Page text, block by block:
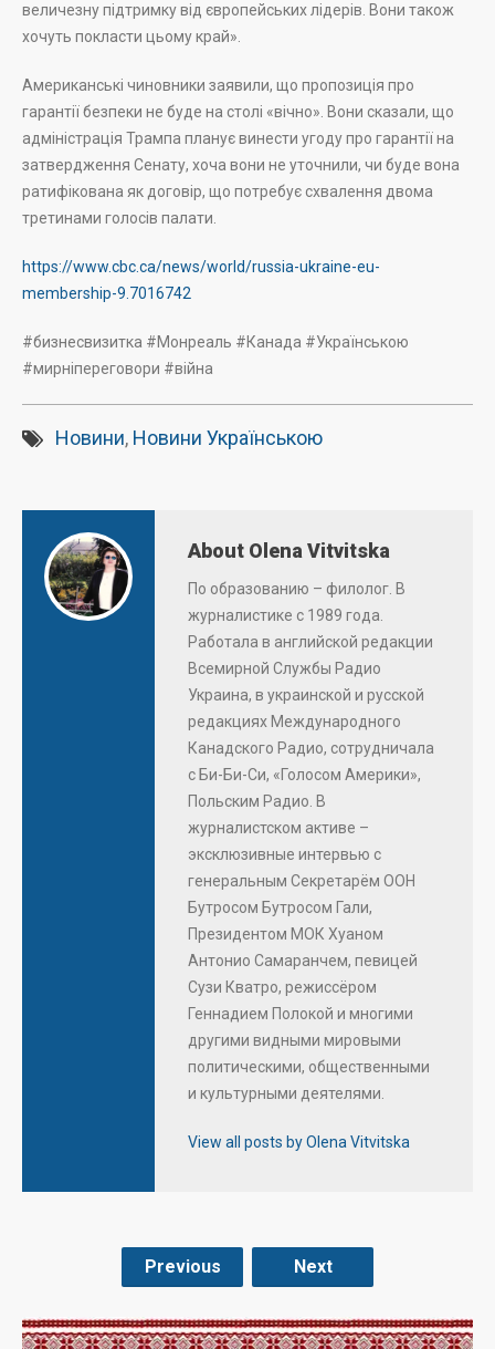
величезну підтримку від європейських лідерів. Вони також
хочуть покласти цьому край».
Американські чиновники заявили, що пропозиція про
гарантії безпеки не буде на столі «вічно». Вони сказали, що
адміністрація Трампа планує винести угоду про гарантії на
затвердження Сенату, хоча вони не уточнили, чи буде вона
ратифікована як договір, що потребує схвалення двома
третинами голосів палати.
https://www.cbc.ca/news/world/russia-ukraine-eu-
membership-9.7016742
#бизнесвизитка #Монреаль #Канада #Українською
#мирніпереговори #війна
Новини, Новини Українською
About Olena Vitvitska
По образованию – филолог. В
журналистике с 1989 года.
Работала в английской редакции
Всемирной Службы Радио
Украина, в украинской и русской
редакциях Международного
Канадского Радио, сотрудничала
с Би-Би-Си, «Голосом Америки»,
Польским Радио. В
журналистском активе –
эксклюзивные интервью с
генеральным Секретарём ООН
Бутросом Бутросом Гали,
Президентом МОК Хуаном
Антонио Самаранчем, певицей
Сузи Кватро, режиссёром
Геннадием Полокой и многими
другими видными мировыми
политическими, общественными
и культурными деятелями.
View all posts by Olena Vitvitska
Previous Next
.